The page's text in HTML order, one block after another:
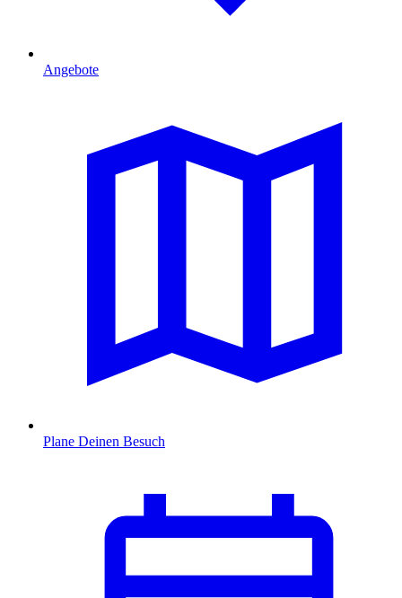
Angebote
Plane Deinen Besuch